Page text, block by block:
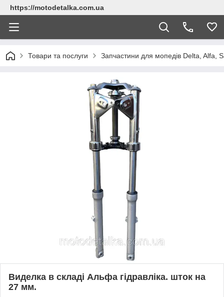
https://motodetalka.com.ua
Товари та послуги Запчастини для мопедів Delta, Alfa,
Виделка в складі Альфа гідравліка. шток на
27 мм.